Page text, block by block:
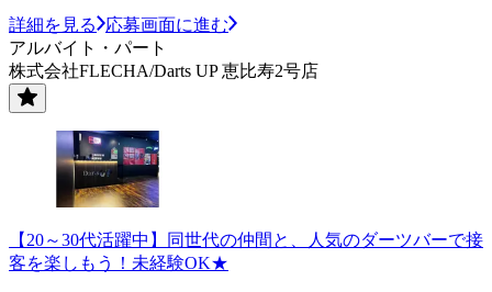
詳細を見る
応募画面に進む
アルバイト・パート
株式会社FLECHA/Darts UP 恵比寿2号店
【20～30代活躍中】同世代の仲間と、人気のダーツバーで接
客を楽しもう！未経験OK★